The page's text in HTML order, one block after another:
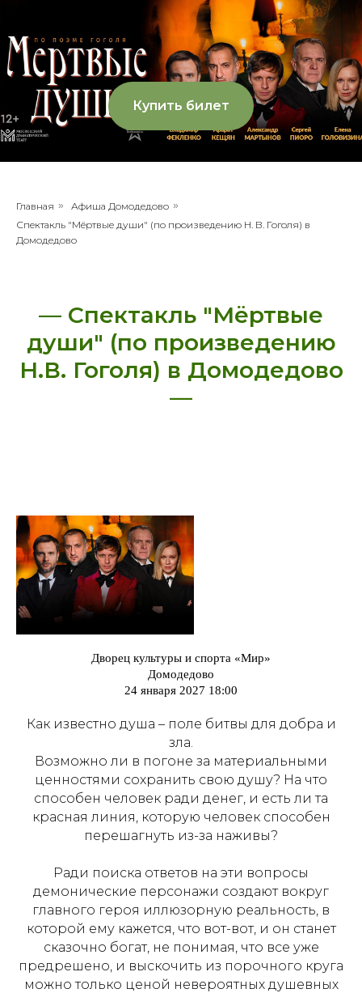
Купить билет
Главная » Афиша Домодедово »
Спектакль "Мёртвые души" (по произведению Н. В. Гоголя) в
Домодедово
— Спектакль "Мёртвые
души" (по произведению
Н.В. Гоголя) в Домодедово
—
Дворец культуры и спорта «Мир»
Домодедово
24 января 2027 18:00
Как известно душа – поле битвы для добра и
зла.
Возможно ли в погоне за материальными
ценностями сохранить свою душу? На что
способен человек ради денег, и есть ли та
красная линия, которую человек способен
перешагнуть из-за наживы?
Ради поиска ответов на эти вопросы
демонические персонажи создают вокруг
главного героя иллюзорную реальность, в
которой ему кажется, что вот-вот, и он станет
сказочно богат, не понимая, что все уже
предрешено, и выскочить из порочного круга
можно только ценой невероятных душевных